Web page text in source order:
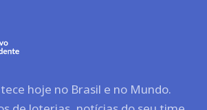
hoje no Brasil e no Mundo.